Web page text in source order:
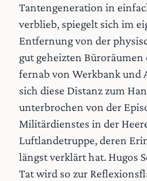
Tantengeneration in
verblieb, spiegelt sich im
Entfernung von der
gut geheizten Büroräumen
fernab von Werkbank und
sich diese Distanz zum
unterbrochen von der
Militärdienstes in der
Luftlandetruppe, deren
längst verklärt hat. Hugos
Tat wird so zur